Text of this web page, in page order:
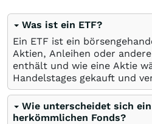
Was ist ein ETF?
Ein ETF ist ein
Aktien, Anleihen oder
enthält und wie eine Aktie
Handelstages gekauft und
Wie unterscheidet sich
herkömmlichen Fonds?